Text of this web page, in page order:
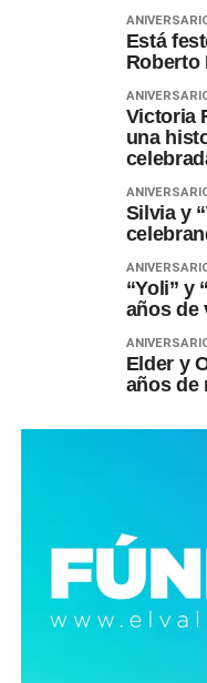
Está
Roberto
Victoria
una
Silvia y
“Yoli” y
años de
Elder y
años de